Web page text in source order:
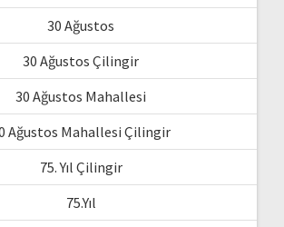
30 Ağustos
30 Ağustos Çilingir
30 Ağustos Mahallesi
Ağustos Mahallesi Çilingir
75. Yıl Çilingir
75.Yıl